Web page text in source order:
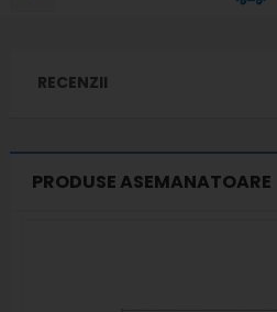
RECENZII
PRODUSE ASEMANATOARE